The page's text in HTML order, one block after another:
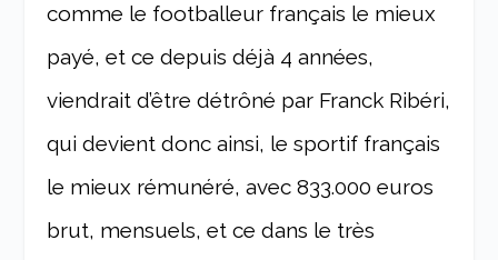
comme le footballeur français le mieux
payé, et ce depuis déjà 4 années,
viendrait d’être détrôné par Franck Ribéri,
qui devient donc ainsi, le sportif français
le mieux rémunéré, avec 833.000 euros
brut, mensuels, et ce dans le très